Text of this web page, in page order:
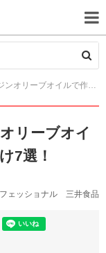
で作るおしゃれなオイル漬け7選！
リーブオイ
7選！
ェッショナル 三井食品